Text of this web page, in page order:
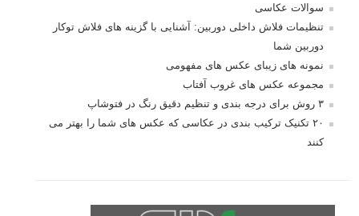
سوالات عکاسی
تنظیمات فلاش داخلی دوربین: آشنایی با گزینه های فلاش توکار
دوربین شما
نمونه های زیبای عکس های مفهومی
مجموعه عکس های غروب آفتاب
۳ روش برای درجه بندی و تنظیم دقیق رنگ در فتوشاپ
۲۰ تکنیک ترکیب بندی در عکاسی که عکس های شما را بهتر می
کنند